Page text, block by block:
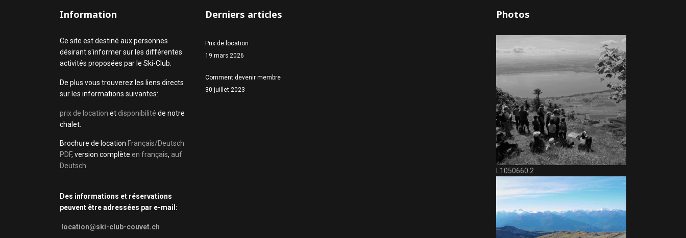
Information
Ce site est destiné aux personnes
désirant s'informer sur les différentes
activités proposées par le Ski-Club.
De plus vous trouverez les liens directs
sur les informations suivantes:
prix de location et disponibilité de notre
chalet.
Brochure de location Français/Deutsch
PDF, version complète en français, auf
Deutsch
Des informations et réservations
peuvent être adressées par e-mail:
location@ski-club-couvet.ch
Derniers articles
Prix de location
19 mars 2026
Comment devenir membre
30 juillet 2023
Photos
L1050660 2